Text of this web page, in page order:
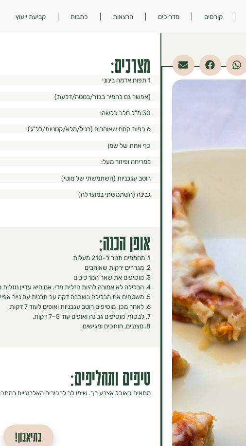
קורסים מדריכים הרצאות כתבות קביעת ייעוץ
מצרכים:
1 תפוח אדמה בינוני
(אפשר גם להמיר בגזר/בטטה/דלעת)
30 מ"ל חלב כלשהו
6 כפות קמח שאוהבים (רגיל/מלא/קטניות/לל"ג)
כף אחת של שמן
למריחה ופיזור מעל:
רוטב עגבניות (השתמשתי של מוטי)
גבינה (השתמשתי במוצרלה)
אופן הכנה:
1. מחממים תנור ל-210 מעלות
2. מגררים ירקות שאוהבים
3. מוסיפים את שאר המרכיבים
4. הבלילה לא אמורה להיות נוזלית מדי. אם היא עדיין נוזלית מוסיפים קמח.
5. משטחים את הבלילה בשכבה דקה על תבנית עם נייר אפייה וקצת שמן. אופים למשך 15 דקות.
6. לאחר מכן, מוסיפים רוטב עגבניות ואופים לעוד 7 דקות.
7. לבסוף, מוסיפים גבינה ואופים עוד 5–7 דקות.
8. מצננים, חותכים ומגישים.
טיפים ותחליפים:
מתאים כאוכל אצבע רך. שימו לב לרכיבים האלרגניים
בתיאבון!